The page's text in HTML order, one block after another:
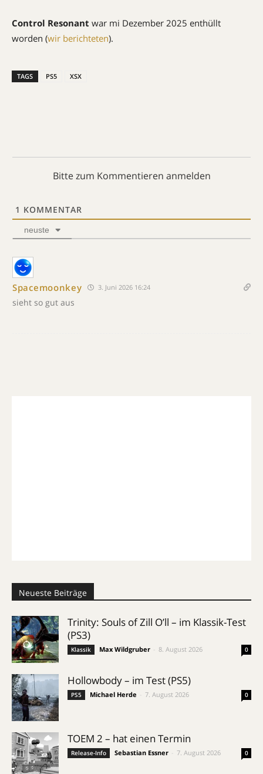
Control Resonant war mi Dezember 2025 enthüllt
worden (wir berichteten).
TAGS PS5 XSX
Bitte zum Kommentieren anmelden
1 KOMMENTAR
neuste
Spacemoonkey 3. Juni 2026 16:24
sieht so gut aus
Neueste Beiträge
Trinity: Souls of Zill O’ll – im Klassik-Test
(PS3)
Klassik Max Wildgruber 8. August 2026 0
Hollowbody – im Test (PS5)
PS5 Michael Herde 7. August 2026 0
TOEM 2 – hat einen Termin
Release-Info Sebastian Essner 7. August 2026 0